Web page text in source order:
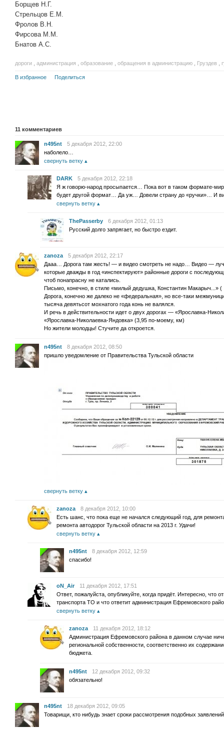
Борщев Н.Г.
Стрельцов Е.М.
Фролов В.Н.
Фирсова М.М.
Бнатов А.С.
дороги администрация образование обращения в администрацию Груздев
В избранное Поделиться
11 комментариев
n495nt
5 декабря 2012, 22:00
наболело…
свернуть ветку
DARK
5 декабря 2012, 22:18
Я ж говорю-народ просыпается… Пока вот в таком формате-
будет другой формат… Да уж… Довели страну до «ручки»… И
свернуть ветку
ThePasserby
6 декабря 2012, 01:13
Русский долго запрягает, но быстро ездит.
zanoza
5 декабря 2012, 22:17
Дааа… Дорога там жесть! — и видео смотреть не надо… Видео —
которые дважды в год «инспектируют» районные дороги с
чтоб понапрасну не катались.
Письмо, конечно, в стиле «милый дедушка, Константин Макарыч...» (
Дорога, конечно же далеко не «федеральная», но все-таки
тысяча девятьсот мохнатого года конь не валялся.
И речь в действительности идет о двух дорогах — «Ярославка-
«Ярославка-Николаевка-Яндовка» (3,95 по-моему, км)
Но жители молодцы! Стучите да откроется.
n495nt
8 декабря 2012, 08:50
пришло уведомление от Правительства Тульской области
свернуть ветку
zanoza
8 декабря 2012, 10:00
Есть шанс, что пока еще не начался следующий год, для
ремонта автодорог Тульской области на 2013 г. Удачи!
свернуть ветку
n495nt
8 декабря 2012, 12:59
спасибо!
oN_Air
11 декабря 2012, 17:51
Ответ, пожалуйста, опубликуйте, когда придёт. Интересно, что
транспорта ТО и что ответит администрация Ефремовского
свернуть ветку
zanoza
11 декабря 2012, 18:12
Администрация Ефремовского района в данном случае
региональной собственности, соответственно их
бюджета.
n495nt
12 декабря 2012, 09:32
обязательно!
n495nt
18 декабря 2012, 09:05
Товарищи, кто нибудь знает сроки рассмотрения подобных